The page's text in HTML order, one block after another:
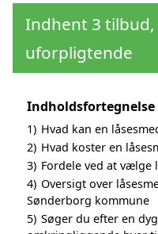
Indhent 3
uforpligtende
Indholdsfortegnelse
1) Hvad kan en
2) Hvad koster en
3) Fordele ved at vælge
4) Oversigt over
Sønderborg kommune
5) Søger du efter en